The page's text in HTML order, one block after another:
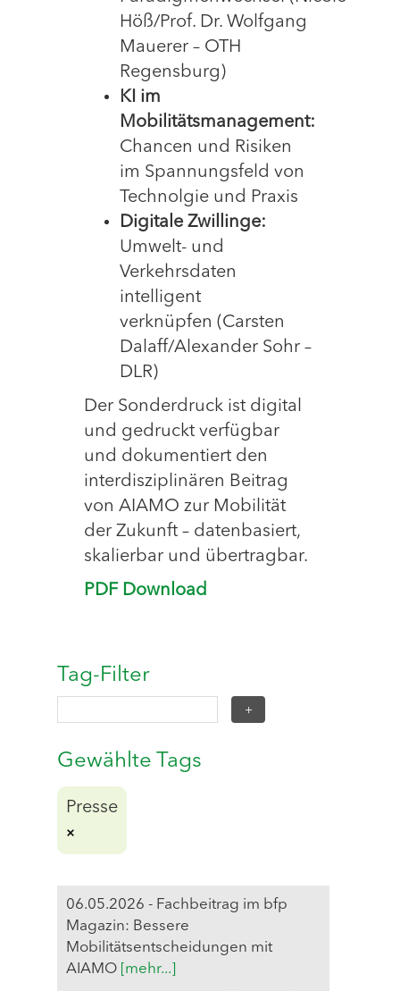
Höß/Prof. Dr. Wolfgang
Mauerer – OTH
Regensburg)
KI im
Mobilitätsmanagement:
Chancen und Risiken
im Spannungsfeld von
Technolgie und Praxis
Digitale Zwillinge:
Umwelt- und
Verkehrsdaten
intelligent
verknüpfen (Carsten
Dalaff/Alexander Sohr –
DLR)
Der Sonderdruck ist digital
und gedruckt verfügbar
und dokumentiert den
interdisziplinären Beitrag
von AIAMO zur Mobilität
der Zukunft – datenbasiert,
skalierbar und übertragbar.
PDF Download
Tag-Filter
Gewählte Tags
Presse
06.05.2026 - Fachbeitrag im bfp
Magazin: Bessere
Mobilitätsentscheidungen mit
AIAMO [mehr...]